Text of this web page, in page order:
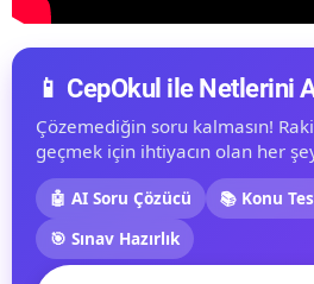
📱 CepOkul ile Netlerini
Çözemediğin soru kalmasın!
geçmek için ihtiyacın olan her
🤖 AI Soru Çözücü
📚 Konu
🎯 Sınav Hazırlık